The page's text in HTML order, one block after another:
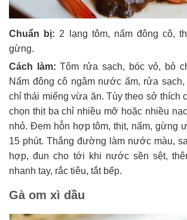
Chuẩn bị: 2 lạng tôm, nấm đông cô,
gừng.
Cách làm: Tôm rửa sạch, bóc vỏ, bỏ
Nấm đông cô ngâm nước ấm, rửa
chỉ thái miếng vừa ăn. Tùy theo sở thích
chọn thịt ba chỉ nhiều mỡ hoặc nhiều
nhỏ. Đem hỗn hợp tôm, thịt, nấm, gừng
15 phút. Thắng đường làm nước màu,
hợp, đun cho tới khi nước sền sệt,
nhanh tay, rắc tiêu, tắt bếp.
Gà om xì dầu